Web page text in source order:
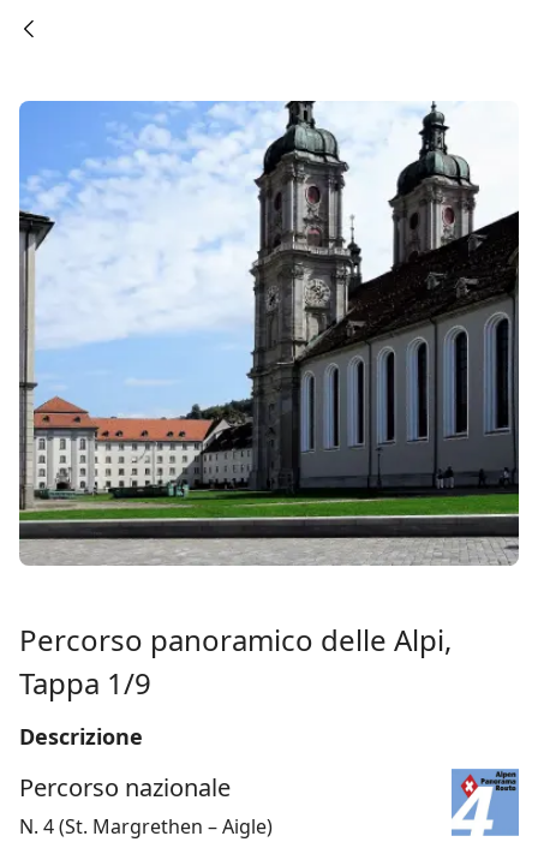
Percorso panoramico delle Alpi,
Tappa 1/9
Descrizione
Percorso nazionale
N. 4 (St. Margrethen – Aigle)